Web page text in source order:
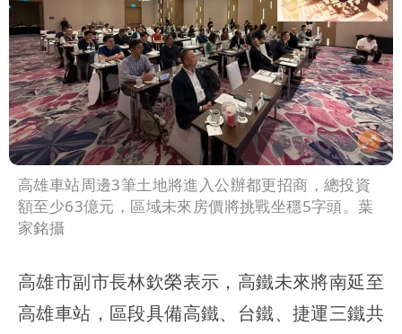
高雄車站周邊3筆土地將進入公辦都更招商，總投資
額至少63億元，區域未來房價將挑戰坐穩5字頭。葉
家銘攝
高雄市副市長林欽榮表示，高鐵未來將南延至
高雄車站，區段具備高鐵、台鐵、捷運三鐵共